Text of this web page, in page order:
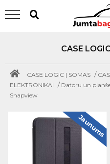
CASE
CASE LOGIC | SOMAS /
ELEKTRONIKAI / Datoru un
Snapview
Jaunums